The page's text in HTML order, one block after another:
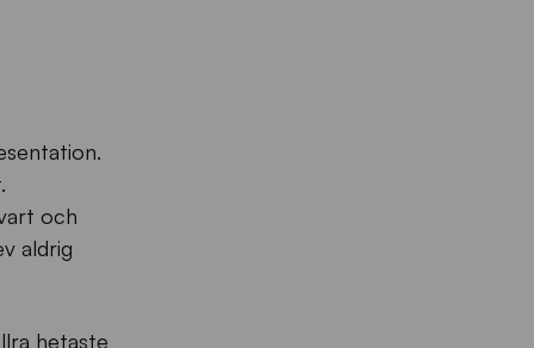
och
aldrig
hetaste